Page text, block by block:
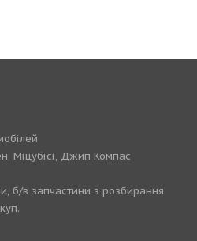
Міцубісі, Джип Компас
б/в запчастини з розбирання